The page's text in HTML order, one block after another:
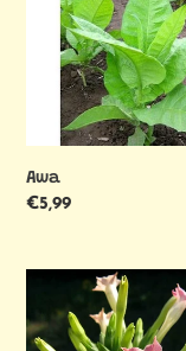
Awa
Ordinarie
€5,99
blad